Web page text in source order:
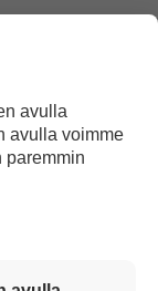
avulla
avulla voimme
paremmin